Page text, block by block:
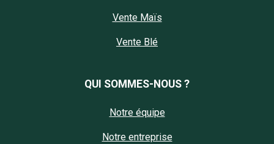
Vente Maïs
Vente Blé
QUI SOMMES-NOUS ?
Notre équipe
Notre entreprise